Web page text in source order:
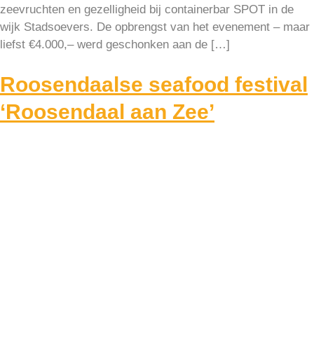
zeevruchten en gezelligheid bij containerbar SPOT in de
wijk Stadsoevers. De opbrengst van het evenement – maar
liefst €4.000,– werd geschonken aan de […]
Roosendaalse seafood festival
‘Roosendaal aan Zee’